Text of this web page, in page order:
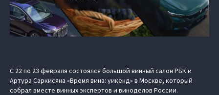
С 22 по 23 февраля состоялся большой винный салон РБК и
Артура Саркисяна «Время вина: уикенд» в Москве, который
собрал вместе винных экспертов и виноделов России.